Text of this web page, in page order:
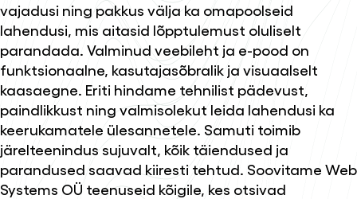
vajadusi ning pakkus välja ka omapoolseid
lahendusi, mis aitasid lõpptulemust oluliselt
parandada. Valminud veebileht ja e-pood on
funktsionaalne, kasutajasõbralik ja visuaalselt
kaasaegne. Eriti hindame tehnilist pädevust,
paindlikkust ning valmisolekut leida lahendusi ka
keerukamatele ülesannetele. Samuti toimib
järelteenindus sujuvalt, kõik täiendused ja
parandused saavad kiiresti tehtud. Soovitame Web
Systems OÜ teenuseid kõigile, kes otsivad